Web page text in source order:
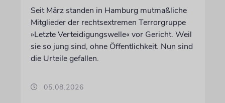
Seit März standen in Hamburg mutmaßliche
Mitglieder der rechtsextremen Terrorgruppe
»Letzte Verteidigungswelle« vor Gericht. Weil
sie so jung sind, ohne Öffentlichkeit. Nun sind
die Urteile gefallen.
05.08.2026